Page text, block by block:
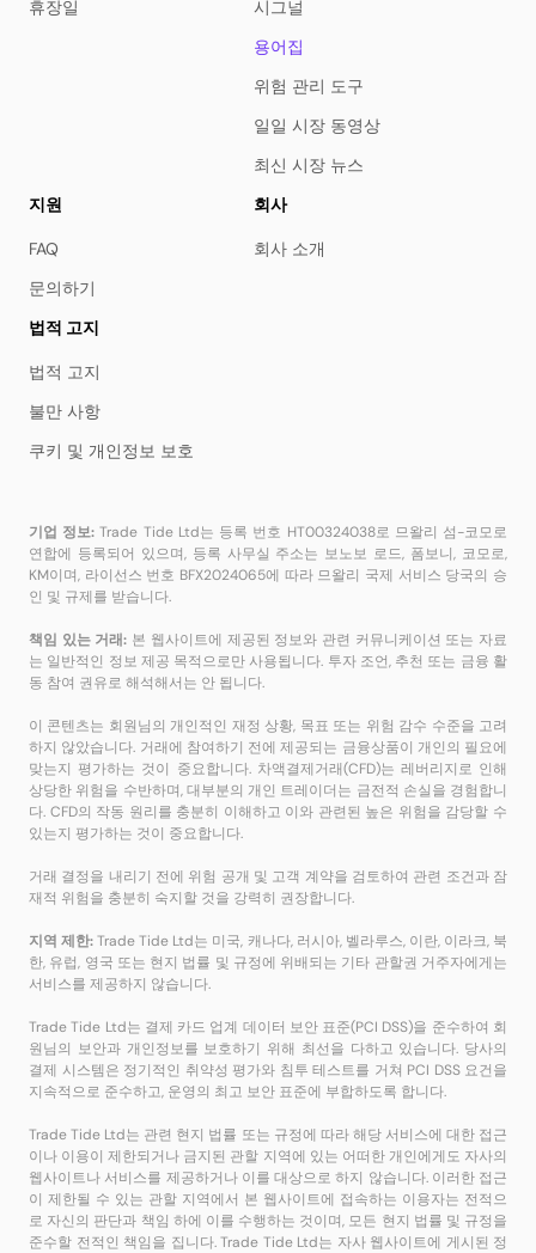
휴장일
시그널
용어집
위험 관리 도구
일일 시장 동영상
최신 시장 뉴스
지원
FAQ
문의하기
회사
회사 소개
법적 고지
법적 고지
불만 사항
쿠키 및 개인정보 보호
기업 정보: Trade Tide Ltd는 등록 번호 HT00324038로 므왈리 섬-코모로
연합에 등록되어 있으며, 등록 사무실 주소는 보노보 로드, 폼보니, 코모로,
KM이며, 라이선스 번호 BFX2024065에 따라 므왈리 국제 서비스 당국의 승
인 및 규제를 받습니다.
책임 있는 거래: 본 웹사이트에 제공된 정보와 관련 커뮤니케이션 또는 자료
는 일반적인 정보 제공 목적으로만 사용됩니다. 투자 조언, 추천 또는 금융 활
동 참여 권유로 해석해서는 안 됩니다.
이 콘텐츠는 회원님의 개인적인 재정 상황, 목표 또는 위험 감수 수준을 고려
하지 않았습니다. 거래에 참여하기 전에 제공되는 금융상품이 개인의 필요에
맞는지 평가하는 것이 중요합니다. 차액결제거래(CFD)는 레버리지로 인해
상당한 위험을 수반하며, 대부분의 개인 트레이더는 금전적 손실을 경험합니
다. CFD의 작동 원리를 충분히 이해하고 이와 관련된 높은 위험을 감당할 수
있는지 평가하는 것이 중요합니다.
거래 결정을 내리기 전에 위험 공개 및 고객 계약을 검토하여 관련 조건과 잠
재적 위험을 충분히 숙지할 것을 강력히 권장합니다.
지역 제한:Trade Tide Ltd는 미국, 캐나다, 러시아, 벨라루스, 이란, 이라크, 북
한, 유럽, 영국 또는 현지 법률 및 규정에 위배되는 기타 관할권 거주자에게는
서비스를 제공하지 않습니다.
Trade Tide Ltd는 결제 카드 업계 데이터 보안 표준(PCI DSS)을 준수하여 회
원님의 보안과 개인정보를 보호하기 위해 최선을 다하고 있습니다. 당사의
결제 시스템은 정기적인 취약성 평가와 침투 테스트를 거쳐 PCI DSS 요건을
지속적으로 준수하고, 운영의 최고 보안 표준에 부합하도록 합니다.
Trade Tide Ltd는 관련 현지 법률 또는 규정에 따라 해당 서비스에 대한 접근
이나 이용이 제한되거나 금지된 관할 지역에 있는 어떠한 개인에게도 자사의
웹사이트나 서비스를 제공하거나 이를 대상으로 하지 않습니다. 이러한 접근
이 제한될 수 있는 관할 지역에서 본 웹사이트에 접속하는 이용자는 전적으
로 자신의 판단과 책임 하에 이를 수행하는 것이며, 모든 현지 법률 및 규정을
준수할 전적인 책임을 집니다. Trade Tide Ltd는 자사 웹사이트에 게시된 정